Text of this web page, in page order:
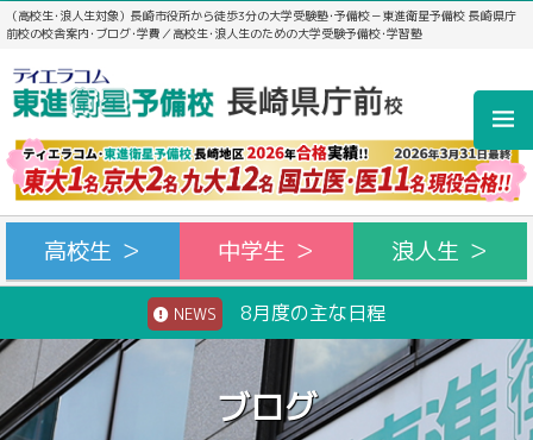
（高校生･浪人生対象）長崎市役所から徒歩3分の大学受験塾･予備校－東進衛星予備校 長崎県庁
前校の校舎案内･ブログ･学費／高校生･浪人生のための大学受験予備校･学習塾
高校生 ＞ 中学生 ＞ 浪人生 ＞
NEWS 8月度の主な日程
ブログ